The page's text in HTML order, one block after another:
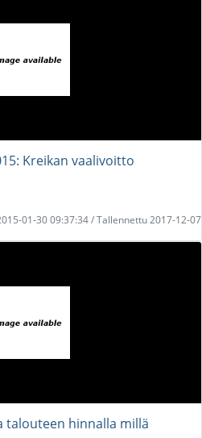
Kreikan vaalivoitto
01-30 09:37:34 / Tallennettu 2017-12-07
talouteen hinnalla millä